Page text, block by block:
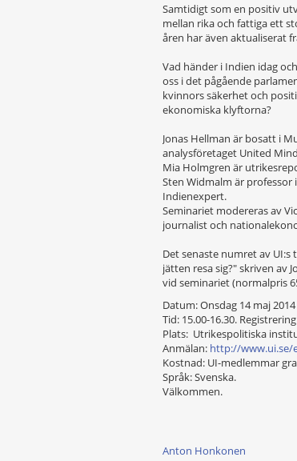
Samtidigt som en positiv
mellan rika och fattiga ett
åren har även aktualiserat
Vad händer i Indien idag
oss i det pågående
kvinnors säkerhet och
ekonomiska klyftorna?
Jonas Hellman är bosatt i
analysföretaget United
Mia Holmgren är
Sten Widmalm är
Indienexpert.
Seminariet modereras av
journalist och
Det senaste numret av
jätten resa sig?" skriven av
vid seminariet (normalpris
Datum: Onsdag 14 maj 2014
Tid: 15.00-16.30.
Plats: Utrikespolitiska
Anmälan: http://www.ui.se/
Kostnad: UI-medlemmar
Språk: Svenska.
Välkommen.
Anton Honkonen